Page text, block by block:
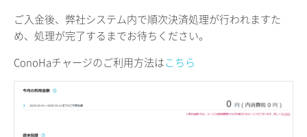
ご入金後、弊社システム内で順次決済処理が行われますた
め、処理が完了するまでお待ちください。
ConoHaチャージのご利用方法はこちら